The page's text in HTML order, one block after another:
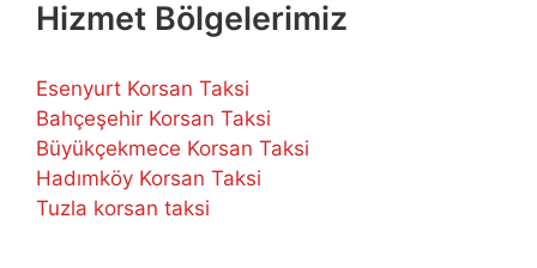
Hizmet Bölgelerimiz
Esenyurt Korsan Taksi
Bahçeşehir Korsan Taksi
Büyükçekmece Korsan Taksi
Hadımköy Korsan Taksi
Tuzla korsan taksi